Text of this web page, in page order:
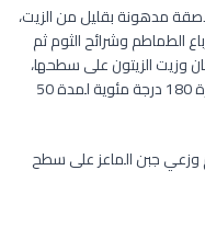
مدهونة بقليل من الزيت،
الطماطم وشرائح الثوم ثم
وزيت الزيتون على سطحها،
ضعي الصينية في فرن محمي على حرارة 180 درجة مئوية لمدة 50
جبن الماعز على سطح